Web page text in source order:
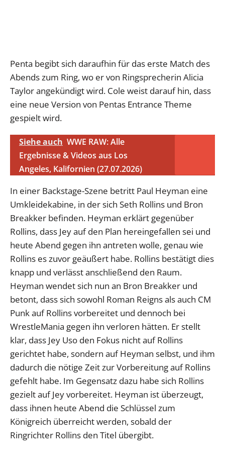
Penta begibt sich daraufhin für das erste Match des
Abends zum Ring, wo er von Ringsprecherin Alicia
Taylor angekündigt wird. Cole weist darauf hin, dass
eine neue Version von Pentas Entrance Theme
gespielt wird.
Siehe auch WWE RAW: Alle
Ergebnisse & Videos aus Los
Angeles, Kalifornien (27.07.2026)
In einer Backstage-Szene betritt Paul Heyman eine
Umkleidekabine, in der sich Seth Rollins und Bron
Breakker befinden. Heyman erklärt gegenüber
Rollins, dass Jey auf den Plan hereingefallen sei und
heute Abend gegen ihn antreten wolle, genau wie
Rollins es zuvor geäußert habe. Rollins bestätigt dies
knapp und verlässt anschließend den Raum.
Heyman wendet sich nun an Bron Breakker und
betont, dass sich sowohl Roman Reigns als auch CM
Punk auf Rollins vorbereitet und dennoch bei
WrestleMania gegen ihn verloren hätten. Er stellt
klar, dass Jey Uso den Fokus nicht auf Rollins
gerichtet habe, sondern auf Heyman selbst, und ihm
dadurch die nötige Zeit zur Vorbereitung auf Rollins
gefehlt habe. Im Gegensatz dazu habe sich Rollins
gezielt auf Jey vorbereitet. Heyman ist überzeugt,
dass ihnen heute Abend die Schlüssel zum
Königreich überreicht werden, sobald der
Ringrichter Rollins den Titel übergibt.